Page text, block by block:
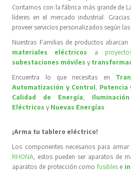
Contamos con la fábrica más grande de
líderes en el mercado industrial.
proveer servicios personalizados según las
Nuestras Familias de productos
materiales eléctricos
a
subestaciones móvilesy
Encuentra lo que necesitas en
Automatización y Control
Potencia
Calidad de Energía
Eléctricos y Nuevas Energías
¡Arma tu tablero eléctrico!
Los componentes necesarios para
RHONA , estos pueden ser aparatos de
aparatos de protección comofusibles e